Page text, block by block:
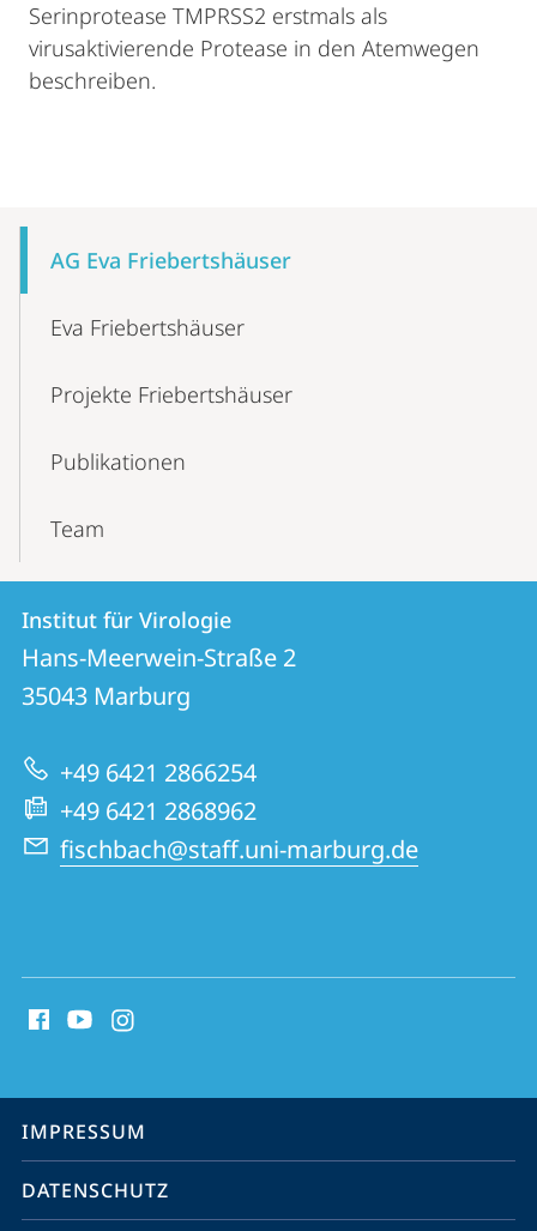
Serinprotease TMPRSS2 erstmals als
virusaktivierende Protease in den Atemwegen
beschreiben.
NavigationAG Eva Friebertshäuser
Eva Friebertshäuser
Projekte Friebertshäuser
Publikationen
Team
Kontakt
und
Informationen
zur
Website
Kontaktinformationen
Institut
für
Institut für Virologie
Hans-Meerwein-Straße 2
35043 Marburg
+49 6421 2866254
+49 6421 2868962
fischbach@staff.uni-marburg.de
Media
Service-
Navigation
IMPRESSUM
DATENSCHUTZ